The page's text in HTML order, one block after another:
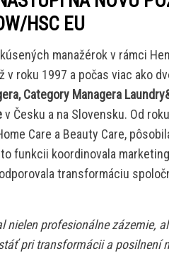
HSC EU
manažérok v rámci
v roku 1997 a počas viac ako
Category Managera
v Česku a na Slovensku. Od
Care a Beauty Care,
funkcii koordinovala
transformáciu
nielen profesionálne zázemie,
pri transformácii a posilnení